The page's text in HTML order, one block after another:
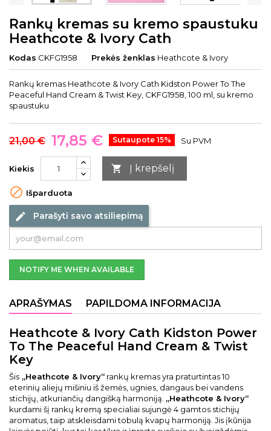
Rankų kremas su kremo spaustuku
Heathcote & Ivory Cath
Kodas CKFG1958 Prekės ženklas Heathcote & Ivory
Rankų kremas Heathcote & Ivory Cath Kidston Power To The
Peaceful Hand Cream & Twist Key, CKFG1958, 100 ml, su kremo
spaustuku
21,00 € 17,85 € Sutaupote 15% Su PVM
Kiekis  Į krepšelį
 Išparduota
edit Parašyti savo atsiliepimą
NOTIFY ME WHEN AVAILABLE
APRAŠYMAS PAPILDOMA INFORMACIJA
Heathcote & Ivory Cath Kidston Power
To The Peaceful Hand Cream & Twist
Key
Šis „Heathcote & Ivory“ rankų kremas yra praturtintas 10
eterinių aliejų mišiniu iš žemės, ugnies, dangaus bei vandens
stichijų, atkuriančių dangišką harmoniją. „Heathcote & Ivory“
kurdami šį rankų kremą specialiai sujungė 4 gamtos stichijų
aromatus, taip atskleisdami tobulą kvapų harmoniją. Jis įkūnija